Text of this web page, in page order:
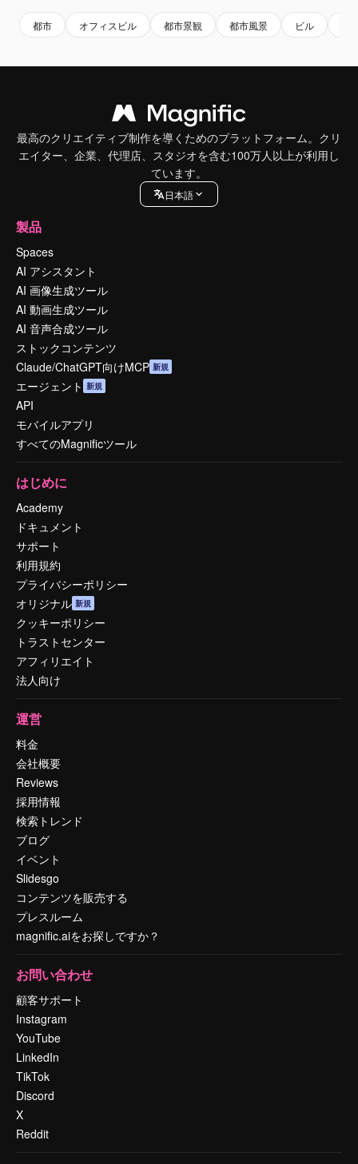
都市 オフィスビル 都市景観 都市風景 ビル
最高のクリエイティブ制作を導くためのプラットフォーム。クリ
エイター、企業、代理店、スタジオを含む100万人以上が利用し
ています。
日本語
製品
Spaces
AI アシスタント
AI 画像生成ツール
AI 動画生成ツール
AI 音声合成ツール
ストックコンテンツ
Claude/ChatGPT向けMCP 新規
エージェント 新規
API
モバイルアプリ
すべてのMagnificツール
はじめに
Academy
ドキュメント
サポート
利用規約
プライバシーポリシー
オリジナル 新規
クッキーポリシー
トラストセンター
アフィリエイト
法人向け
運営
料金
会社概要
Reviews
採用情報
検索トレンド
ブログ
イベント
Slidesgo
コンテンツを販売する
プレスルーム
magnific.aiをお探しですか？
お問い合わせ
顧客サポート
Instagram
YouTube
LinkedIn
TikTok
Discord
X
Reddit